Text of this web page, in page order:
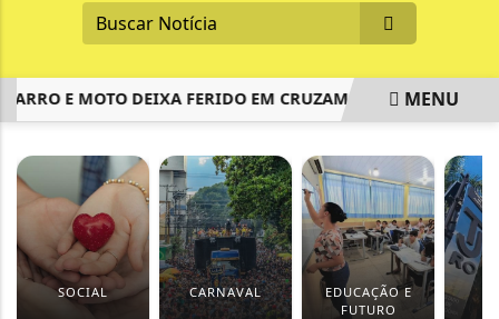
E MOTO DEIXA FERIDO EM CRUZAMENTO DE GUAJARÁ-
MENU
SOCIAL CARNAVAL
EDUCAÇÃO E
FUTURO